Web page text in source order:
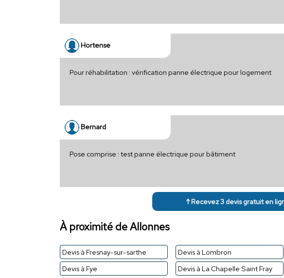
Hortense
Pour réhabilitation : vérification panne électrique pour logement
Bernard
Pose comprise : test panne électrique pour bâtiment
↑ Recevez 3 devis gratuit en
À proximité de Allonnes
Devis à Fresnay-sur-sarthe Devis à Lombron
Devis à Fye
Devis à La Chapelle Saint Fray